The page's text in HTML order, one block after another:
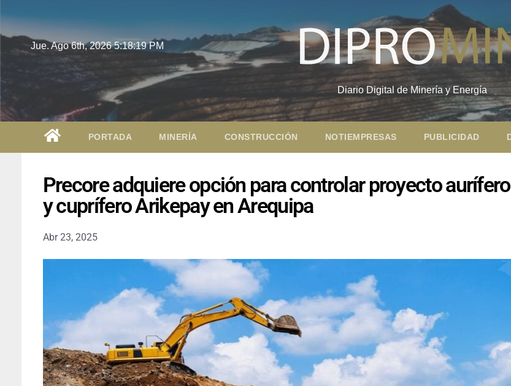
Jue. Ago 6th, 20265:18:20 PM
Diario Digital de Minería y Energía
PORTADA MINERÍA CONSTRUCCIÓN NOTIEMPRESAS PUBLICIDAD
Precore adquiere opción para controlar proyecto aurífero
y cuprífero Arikepay en Arequipa
Abr 23, 2025